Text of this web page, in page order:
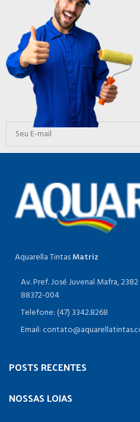
Aquarella TintasMatriz
Av. Pref. José Juvenal Mafra,
88372-004
Telefone: (47) 3342.8268
Email:
POSTS RECENTES
NOSSAS LOJAS